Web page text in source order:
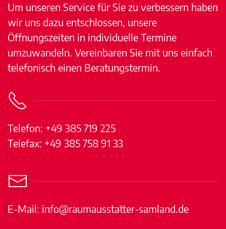
Um unseren Service für Sie zu verbessern haben
wir uns dazu entschlossen, unsere
Öffnungszeiten in individuelle Termine
umzuwandeln. Vereinbaren Sie mit uns einfach
telefonisch einen Beratungstermin.
Telefon: +49 385 719 225
Telefax: +49 385 758 91 33
E-Mail: info@raumausstatter-samland.de